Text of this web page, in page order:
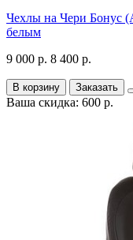
Чехлы на Чери Бонус
белым
9 000 р. 8 400 р.
В корзину Заказать
Ваша скидка: 600 р.